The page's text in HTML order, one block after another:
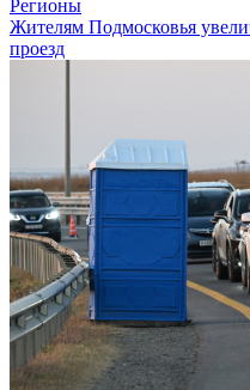
Регионы
Жителям Подмосковья
проезд